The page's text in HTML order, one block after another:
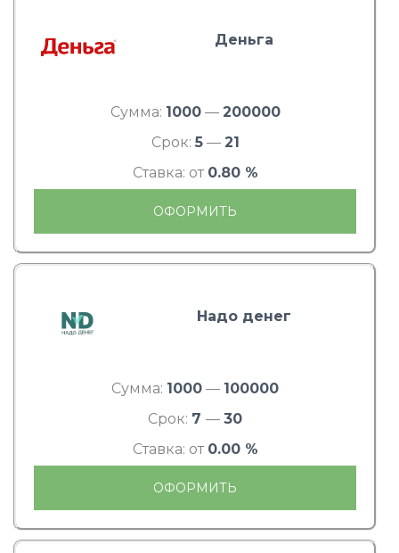
Деньга
Сумма: 1000— 200000
Срок: 5— 21
Ставка: от 0.80 %
ОФОРМИТЬ
Надо денег
Сумма: 1000 — 100000
Срок: 7 — 30
Ставка: от 0.00 %
ОФОРМИТЬ